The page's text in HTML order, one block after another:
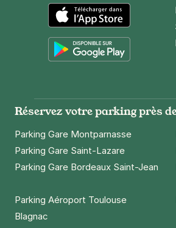
App Store
Réservez votre parking près
Parking Gare Montparnasse
Parking Gare Saint-Lazare
Parking Gare Bordeaux Saint-Jean
Parking Aéroport Toulouse
Blagnac